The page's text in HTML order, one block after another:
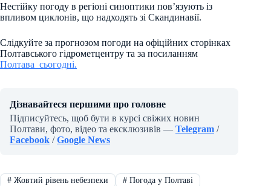
Нестійку погоду в регіоні синоптики пов’язують із
впливом циклонів, що надходять зі Скандинавії.
Слідкуйте за прогнозом погоди на офіційних сторінках
Полтавського гідрометцентру та за посиланням
Полтава_сьогодні.
Дізнавайтеся першими про головне
Підписуйтесь, щоб бути в курсі свіжих новин
Полтави, фото, відео та ексклюзивів — Telegram /
Facebook /Google News
#Жовтий рівень небезпеки #Погода у Полтаві